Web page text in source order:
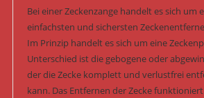
Bei einer Zeckenzange handelt es sich um
einfachsten und sichersten
Im Prinzip handelt es sich um eine
Unterschied ist die gebogene oder
der die Zecke komplett und verlustfrei
kann. Das Entfernen der Zecke